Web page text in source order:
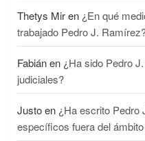
Thetys Miren ¿En qué
trabajado Pedro J.
Fabiánen ¿Ha sido Pedro
judiciales?
Justoen ¿Ha escrito Pedro
específicos fuera del